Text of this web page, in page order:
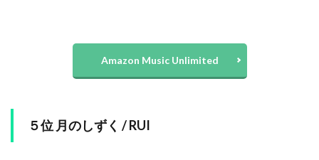
Amazon Music Unlimited
５位 月のしずく / RUI